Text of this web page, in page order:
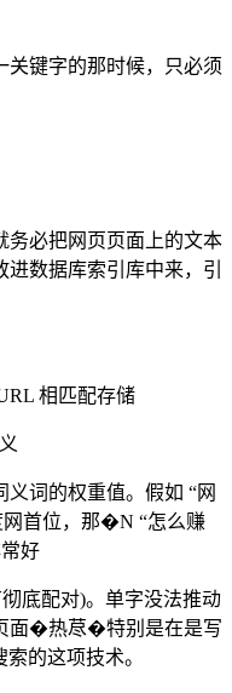
键字的那时候，只必须
必把网页页面上的文本
数据库索引库中来，引
相匹配存储
词的权重值。假如 “网
网首位，那�N “怎么赚
好
配对)。单字没法推动
面�热荩�特别是在是写
的这项技术。